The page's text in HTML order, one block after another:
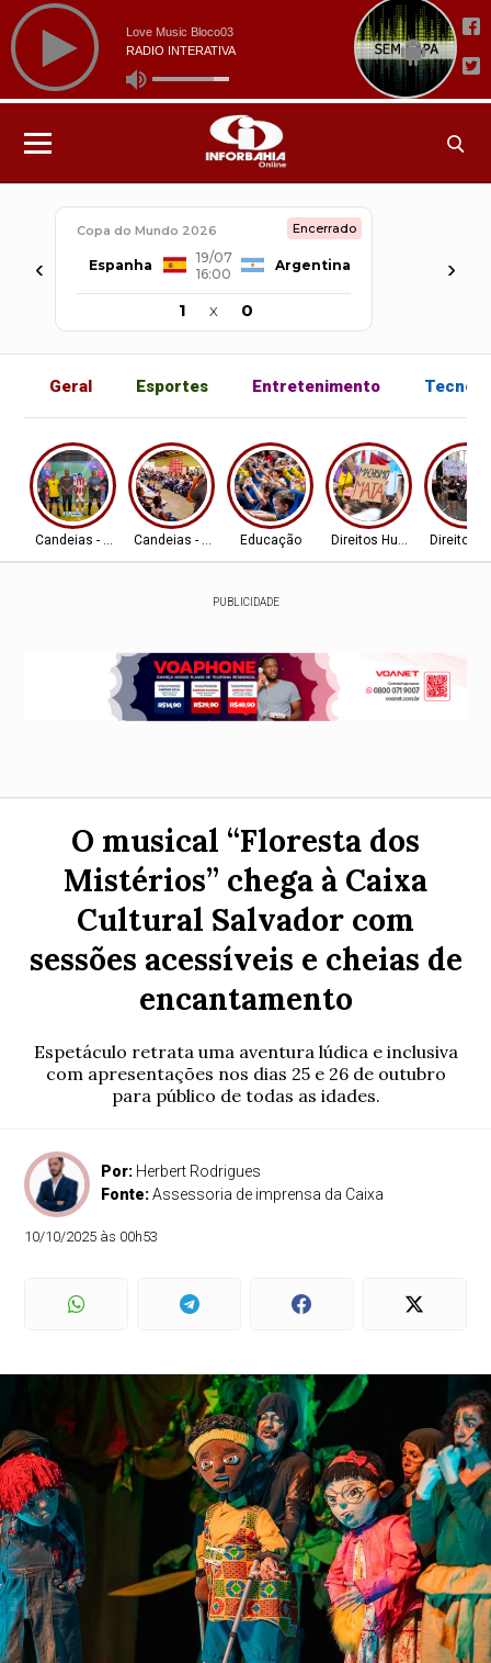
‹
Copa do Mundo 2026 Encerrado
Espanha
19/07
16:00
Argentina
1 x 0
›
Geral Esportes Entretenimento
Candeias - BA Candeias - BA Educação Direitos HumanosDireitos
PUBLICIDADE
O musical “Floresta dos
Mistérios” chega à Caixa
Cultural Salvador com
sessões acessíveis e cheias de
encantamento
Espetáculo retrata uma aventura lúdica e inclusiva
com apresentações nos dias 25 e 26 de outubro
para público de todas as idades.
Por: Herbert Rodrigues
Fonte:Assessoria de imprensa da Caixa
10/10/2025 às 00h53